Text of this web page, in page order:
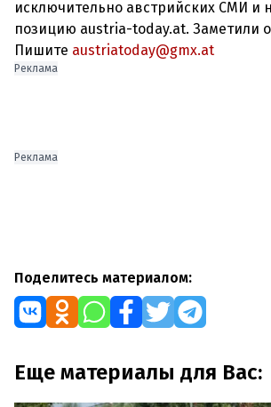
исключительно австрийских СМИ и
позицию austria-today.at. Заметили
Пишите austriatoday@gmx.at
Реклама
Реклама
Поделитесь материалом:
Еще материалы для Вас: